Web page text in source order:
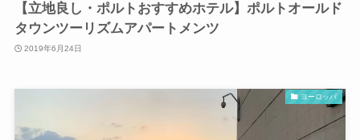
【立地良し・ポルトおすすめホテル】ポルトオールド
タウンツーリズムアパートメンツ
2019年6月24日
ヨーロッパ